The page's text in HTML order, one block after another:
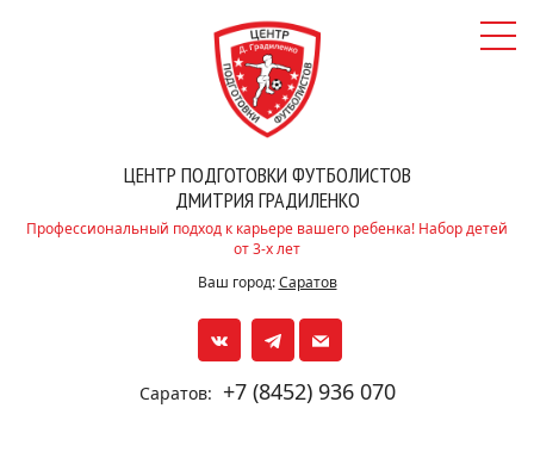
ЦЕНТР ПОДГОТОВКИ ФУТБОЛИСТОВ
ДМИТРИЯ ГРАДИЛЕНКО
Профессиональный подход к карьере вашего ребенка! Набор детей
от 3-х лет
Ваш город:Саратов
Саратов: +7 (8452) 936 070